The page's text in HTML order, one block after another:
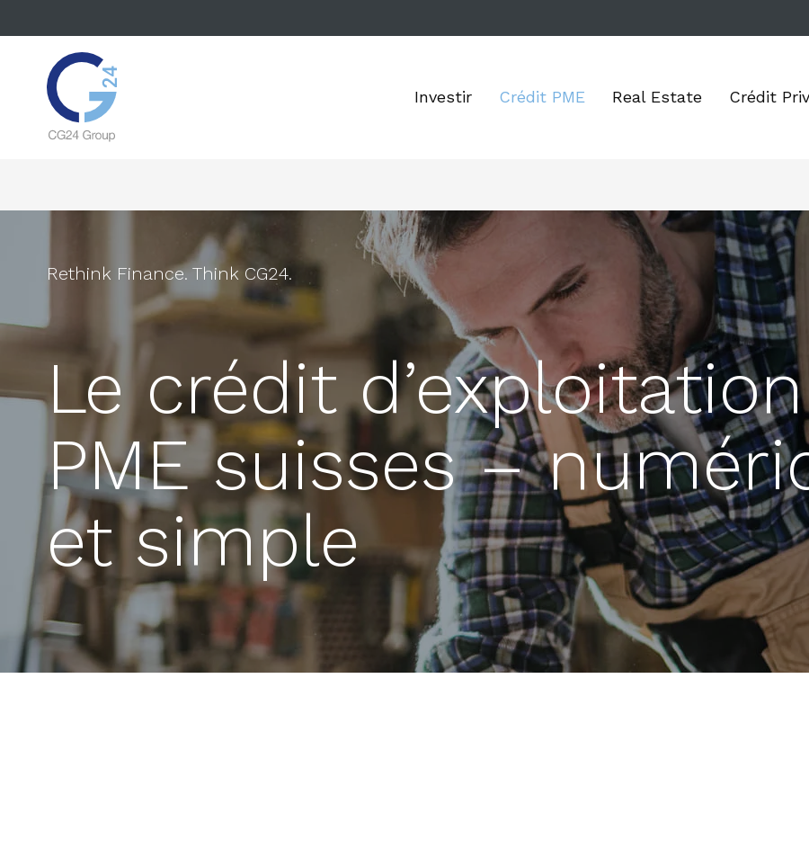
Investir Crédit PME Real Estate Crédit
Rethink Finance. Think CG24.
Le crédit
PME suisses –
et simple